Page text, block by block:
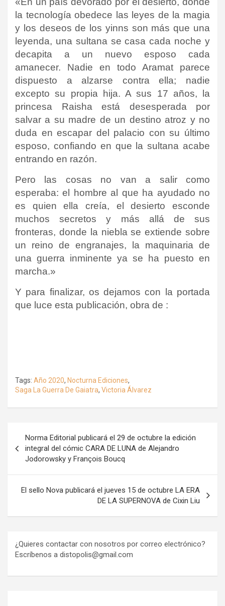
la tecnología obedece las leyes de la magia
y los deseos de los yinns son más que una
leyenda, una sultana se casa cada noche y
decapita a un nuevo esposo cada
amanecer. Nadie en todo Aramat parece
dispuesto a alzarse contra ella; nadie
excepto su propia hija. A sus 17 años, la
princesa Raisha está desesperada por
salvar a su madre de un destino atroz y no
duda en escapar del palacio con su último
esposo, confiando en que la sultana acabe
entrando en razón.
Pero las cosas no van a salir como
esperaba: el hombre al que ha ayudado no
es quien ella creía, el desierto esconde
muchos secretos y más allá de sus
fronteras, donde la niebla se extiende sobre
un reino de engranajes, la maquinaria de
una guerra inminente ya se ha puesto en
marcha.»
Y para finalizar, os dejamos con la portada
que luce esta publicación, obra de :
Tags: Año 2020, Nocturna Ediciones,
Saga La Guerra De Gaiatra, Victoria Álvarez
de
entradas
Norma Editorial publicará el 29 de octubre la edición
integral del cómic CARA DE LUNA de Alejandro
Jodorowsky y François Boucq
El sello Nova publicará el jueves 15 de octubre LA ERA
DE LA SUPERNOVA de Cixin Liu
¿Quieres contactar con nosotros por correo electrónico?
Escríbenos a distopolis@gmail.com